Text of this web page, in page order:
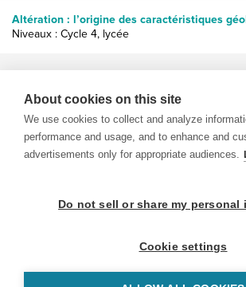
Altération : l’origine des caractéristiques
Niveaux : Cycle 4, lycée
© 1999-2026 BrainPOP. Tous droits
About cookies on this site
We use cookies to collect and analyze
performance and usage, and to enhance and
advertisements only for appropriate audiences.
Do not sell or share my personal
Cookie settings